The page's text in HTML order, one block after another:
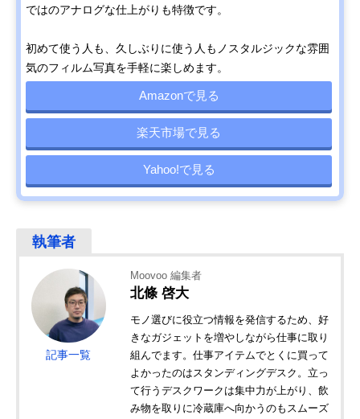
ではのアナログな仕上がりも特徴です。
初めて使う人も、久しぶりに使う人もノスタルジックな雰囲
気のフィルム写真を手軽に楽しめます。
Amazonで見る
楽天市場で見る
Yahoo!で見る
記事一覧
Moovoo 編集者
北條 啓大
モノ選びに役立つ情報を発信するため、好
きなガジェットを増やしながら仕事に取り
組んでます。仕事アイテムでとくに買って
よかったのはスタンディングデスク。立っ
て行うデスクワークは集中力が上がり、飲
み物を取りに冷蔵庫へ向かうのもスムーズ